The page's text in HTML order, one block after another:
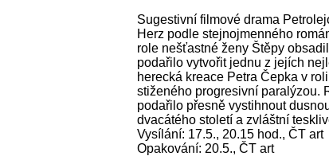
Sugestivní filmové drama
Herz podle stejnojmenného
role nešťastné ženy Štěpy
podařilo vytvořit jednu z jejích
herecká kreace Petra Čepka v
stiženého progresivní paralýzou.
podařilo přesně vystihnout
dvacátého století a zvláštní
Vysílání: 17.5., 20.15 hod., ČT art
Opakování: 20.5., ČT art